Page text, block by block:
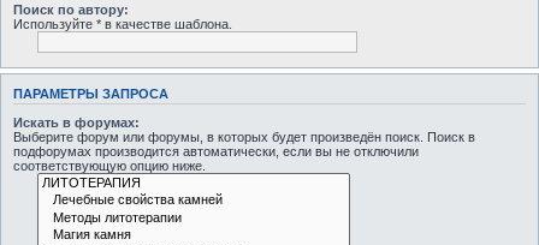
Поиск по автору:
Используйте * в качестве шаблона.
ПАРАМЕТРЫ ЗАПРОСА
Искать в форумах:
Выберите форум или форумы, в которых будет произведён поиск. Поиск в
подфорумах производится автоматически, если вы не отключили
соответствующую опцию ниже.